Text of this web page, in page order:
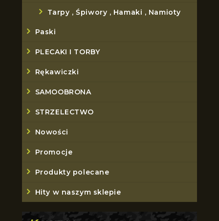
Tarpy , Śpiwory , Hamaki , Namioty
Paski
PLECAKI I TORBY
Rękawiczki
SAMOOBRONA
STRZELECTWO
Nowości
Promocje
Produkty polecane
Hity w naszym sklepie